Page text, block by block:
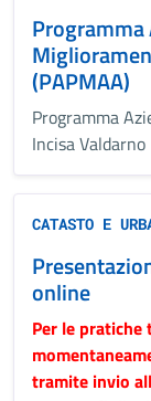
Programma
(PAPMAA)
Programma
Incisa Valdarno
CATASTO E
online
Per le
tramite invio